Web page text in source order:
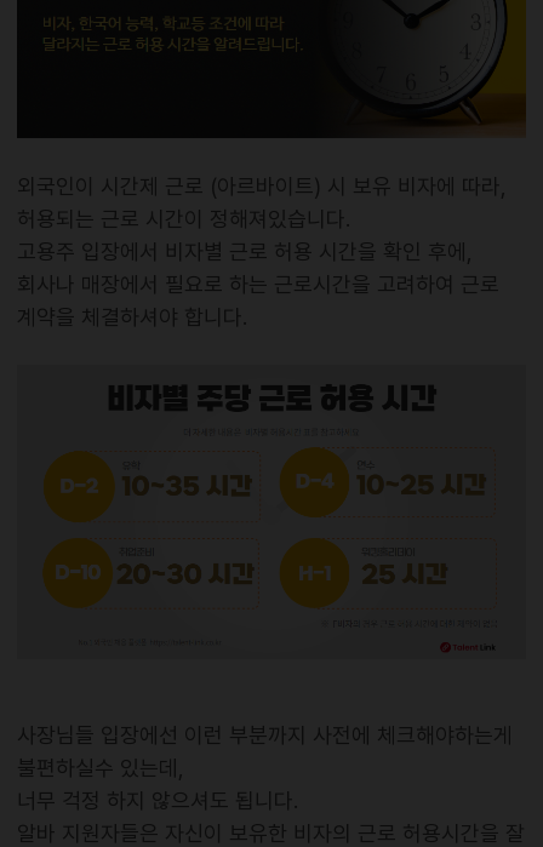
외국인이 시간제 근로 (아르바이트) 시 보유 비자에 따라,
허용되는 근로 시간이 정해져있습니다.
고용주 입장에서 비자별 근로 허용 시간을 확인 후에,
회사나 매장에서 필요로 하는 근로시간을 고려하여 근로
계약을 체결하셔야 합니다.
사장님들 입장에선 이런 부분까지 사전에 체크해야하는게
불편하실수 있는데,
너무 걱정 하지 않으셔도 됩니다.
알바 지원자들은 자신이 보유한 비자의 근로 허용시간을 잘